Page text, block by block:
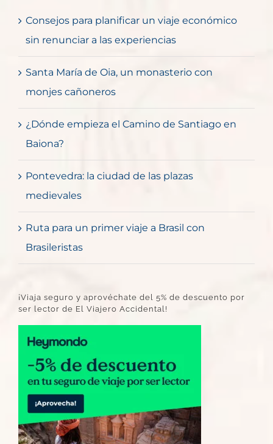
Consejos para planificar un viaje económico
sin renunciar a las experiencias
Santa María de Oia, un monasterio con
monjes cañoneros
¿Dónde empieza el Camino de Santiago en
Baiona?
Pontevedra: la ciudad de las plazas
medievales
Ruta para un primer viaje a Brasil con
Brasileristas
¡Viaja seguro y aprovéchate del 5% de descuento por
ser lector de El Viajero Accidental!